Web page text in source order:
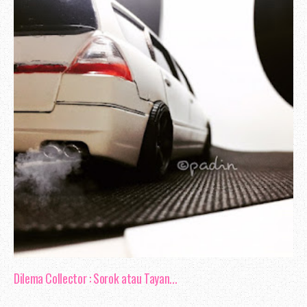
Justeru, dalam apa jua bentuk
fokus dan memberi sepenuh tumpuan
melakukan kesilapan. Baik di pejabat,
mahupun di ruangan sosial - internet,
mengamalkan konsep komunikasi berkesan.
Aku juga kadang - kadang berasa geram
melakukan apa yang di suruh, seolah -
yang di keluarkan sebelumnya. Adakah
Dilema Collector : Sorok atau Tayan...